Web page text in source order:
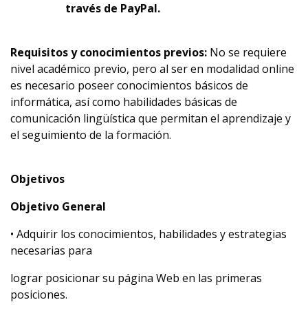
través de PayPal.
Requisitos y conocimientos previos: No se requiere
nivel académico previo, pero al ser en modalidad online
es necesario poseer conocimientos básicos de
informática, así como habilidades básicas de
comunicación lingüística que permitan el aprendizaje y
el seguimiento de la formación.
Objetivos
Objetivo General
• Adquirir los conocimientos, habilidades y estrategias
necesarias para
lograr posicionar su página Web en las primeras
posiciones.